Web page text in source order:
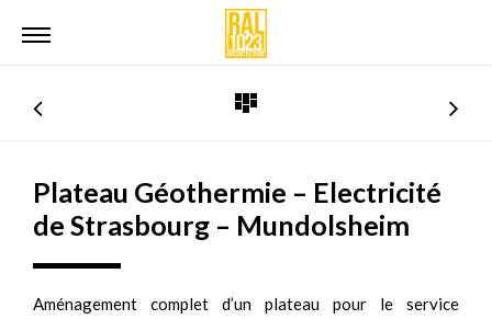
Plateau Géothermie – Electricité
de Strasbourg – Mundolsheim
Aménagement complet d’un plateau pour le service